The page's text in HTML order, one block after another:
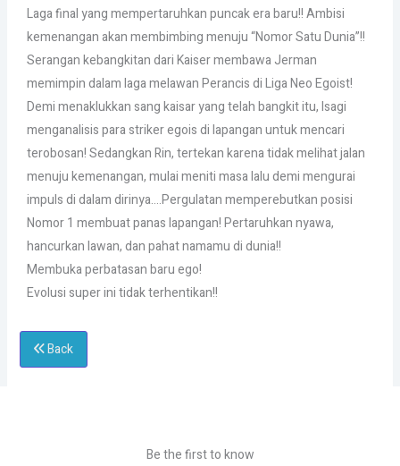
Laga final yang mempertaruhkan puncak era baru!! Ambisi
kemenangan akan membimbing menuju “Nomor Satu Dunia”!!
Serangan kebangkitan dari Kaiser membawa Jerman
memimpin dalam laga melawan Perancis di Liga Neo Egoist!
Demi menaklukkan sang kaisar yang telah bangkit itu, Isagi
menganalisis para striker egois di lapangan untuk mencari
terobosan! Sedangkan Rin, tertekan karena tidak melihat jalan
menuju kemenangan, mulai meniti masa lalu demi mengurai
impuls di dalam dirinya….Pergulatan memperebutkan posisi
Nomor 1 membuat panas lapangan! Pertaruhkan nyawa,
hancurkan lawan, dan pahat namamu di dunia!!
Membuka perbatasan baru ego!
Evolusi super ini tidak terhentikan!!
Back
Be the first to know